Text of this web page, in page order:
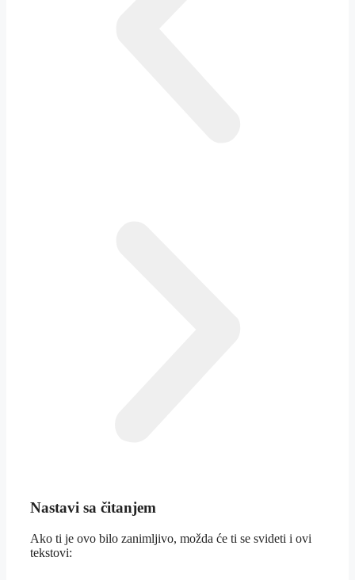
Nastavi sa čitanjem
Ako ti je ovo bilo zanimljivo, možda će ti se svideti i ovi
tekstovi: